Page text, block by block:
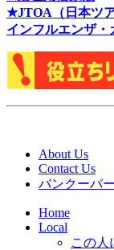
★JTOA（日本ツ
インフルエンザ・
About Us
Contact Us
バンクーバ
Home
Local
この人